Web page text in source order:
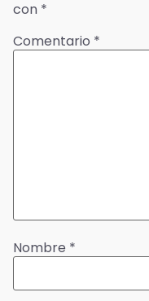
con *
Comentario *
Nombre *